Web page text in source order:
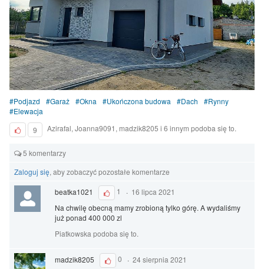
Podjazd Garaż Okna Ukończona budowa Dach
Rynny
Elewacja
9
Azirafal, Joanna9091, madzik8205 i 6 innym podoba się to.
5 komentarzy
Zaloguj się, aby zobaczyć pozostałe komentarze
beatka1021
1 · 16 lipca 2021
Na chwilę obecną mamy zrobioną tylko górę. A wydaliśmy
już ponad 400 000 zl
Piatkowska podoba się to.
madzik8205 0 ·24 sierpnia 2021